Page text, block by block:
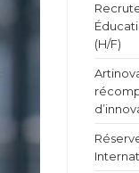
(H/F)